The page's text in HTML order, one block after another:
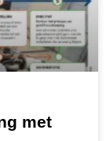
met